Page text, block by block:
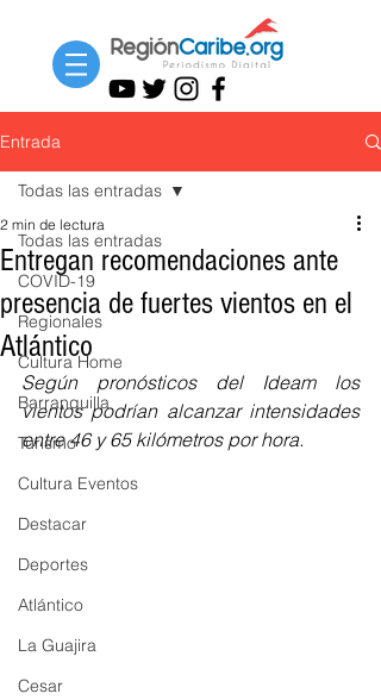
Entrada
Todas las entradas
COVID-19
Regionales
Cultura Home
Barranquilla
Turismo
Cultura Eventos
Destacar
Deportes
Atlántico
La Guajira
Cesar
Todas las entradas
Entregan recomendaciones ante
presencia de fuertes vientos en el
Atlántico
2 min de lectura
Según pronósticos del Ideam los
vientos podrían alcanzar intensidades
entre 46 y 65 kilómetros por hora.